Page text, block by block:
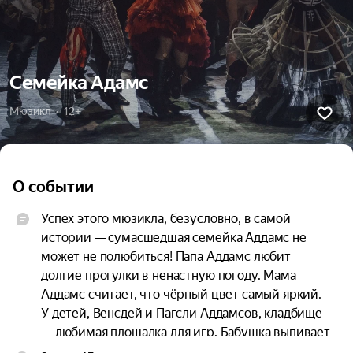
Семейка Адамс
Мюзикл  •  12+
О событии
Успех этого мюзикла, безусловно, в самой
истории — сумасшедшая семейка Аддамс не
может не полюбиться! Папа Аддамс любит
долгие прогулки в ненастную погоду. Мама
Аддамс считает, что чёрный цвет самый яркий.
У детей, Венсдей и Пагсли Аддамсов, кладбище
— любимая площадка для игр. Бабушка выпивает